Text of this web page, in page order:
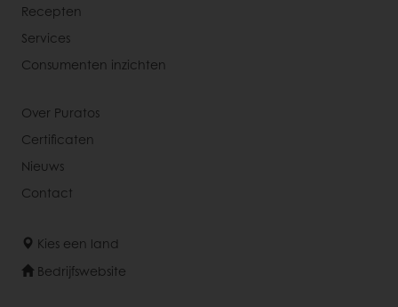
Recepten
Services
Consumenten inzichten
Over Puratos
Certificaten
Nieuws
Contact
Kies een land
Bedrijfswebsite